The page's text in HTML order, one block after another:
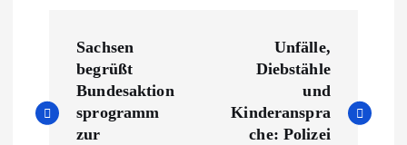
i
Sachsen
begrüßt
Bundesaktion
sprogramm
zur
Unfälle,
Diebstähle
und
Kinderanspra
che: Polizei